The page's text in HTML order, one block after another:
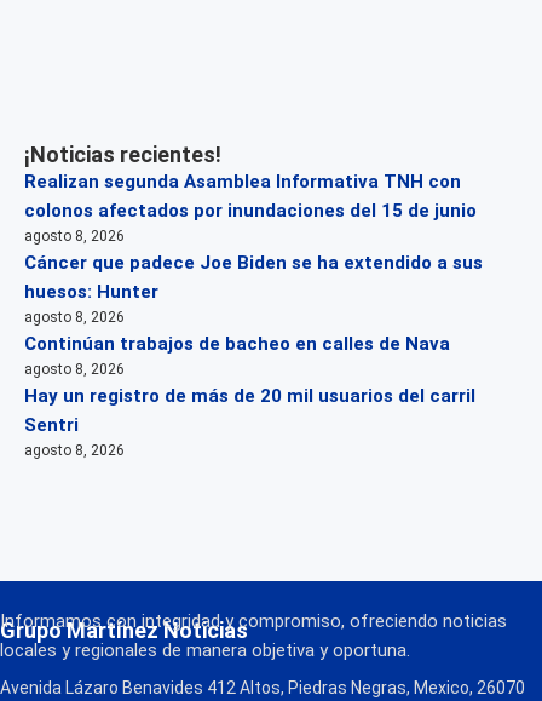
¡Noticias recientes!
Realizan segunda Asamblea Informativa TNH con
colonos afectados por inundaciones del 15 de junio
agosto 8, 2026
Cáncer que padece Joe Biden se ha extendido a sus
huesos: Hunter
agosto 8, 2026
Continúan trabajos de bacheo en calles de Nava
agosto 8, 2026
Hay un registro de más de 20 mil usuarios del carril
Sentri
agosto 8, 2026
Grupo Martínez Noticias
Informamos con integridad y compromiso, ofreciendo noticias
locales y regionales de manera objetiva y oportuna.
Avenida Lázaro Benavides 412 Altos, Piedras Negras, Mexico, 26070